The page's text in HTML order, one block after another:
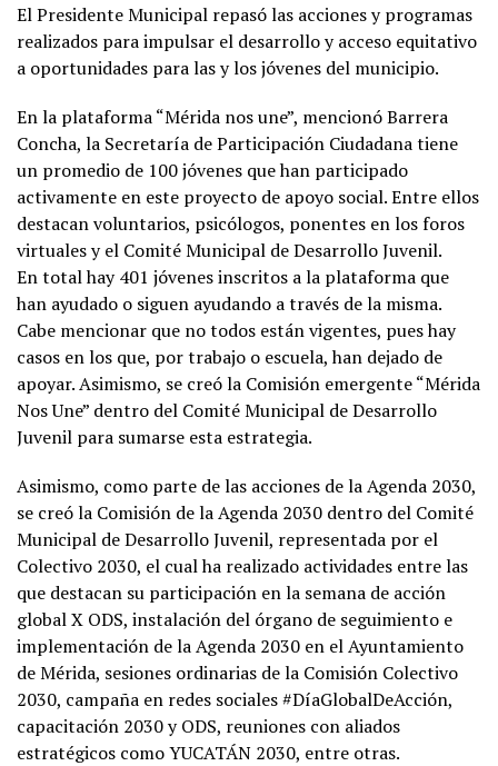
El Presidente Municipal repasó las acciones y programas
realizados para impulsar el desarrollo y acceso equitativo
a oportunidades para las y los jóvenes del municipio.
En la plataforma “Mérida nos une”, mencionó Barrera
Concha, la Secretaría de Participación Ciudadana tiene
un promedio de 100 jóvenes que han participado
activamente en este proyecto de apoyo social. Entre ellos
destacan voluntarios, psicólogos, ponentes en los foros
virtuales y el Comité Municipal de Desarrollo Juvenil.
En total hay 401 jóvenes inscritos a la plataforma que
han ayudado o siguen ayudando a través de la misma.
Cabe mencionar que no todos están vigentes, pues hay
casos en los que, por trabajo o escuela, han dejado de
apoyar. Asimismo, se creó la Comisión emergente “Mérida
Nos Une” dentro del Comité Municipal de Desarrollo
Juvenil para sumarse esta estrategia.
Asimismo, como parte de las acciones de la Agenda 2030,
se creó la Comisión de la Agenda 2030 dentro del Comité
Municipal de Desarrollo Juvenil, representada por el
Colectivo 2030, el cual ha realizado actividades entre las
que destacan su participación en la semana de acción
global X ODS, instalación del órgano de seguimiento e
implementación de la Agenda 2030 en el Ayuntamiento
de Mérida, sesiones ordinarias de la Comisión Colectivo
2030, campaña en redes sociales #DíaGlobalDeAcción,
capacitación 2030 y ODS, reuniones con aliados
estratégicos como YUCATÁN 2030, entre otras.